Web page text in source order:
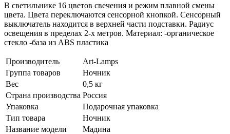
В светильнике 16 цветов свечения и режим плавной смены
цвета. Цвета переключаются сенсорной кнопкой. Сенсорный
выключатель находится в верхней части подставки. Радиус
освещения в пределах 2-х метров. Материал: -органическое
стекло -база из ABS пластика
Производитель
Art-Lamps
Группа товаров
Ночник
Вес
0,5 кг
Страна производства Россия
Упаковка
Подарочная упаковка
Тип товара
Ночник
Название модели
Мадина